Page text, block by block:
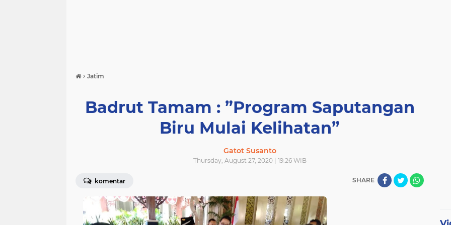
› Jatim
Badrut Tamam : ”Program Saputangan
Biru Mulai Kelihatan”
Gatot Susanto
Thursday, August 27, 2020 | 19:26 WIB
komentar SHARE